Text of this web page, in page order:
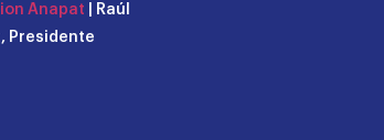
Anapat | Raúl
Presidente